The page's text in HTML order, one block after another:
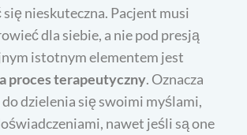
się nieskuteczna. Pacjent musi
dla siebie, a nie pod presją
istotnym elementem jest
proces terapeutyczny. Oznacza
dzielenia się swoimi myślami,
nawet jeśli są one